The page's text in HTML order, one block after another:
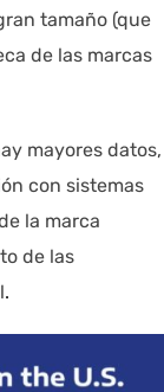
tamaño (que
de las marcas
mayores datos,
con sistemas
la marca
de las
.